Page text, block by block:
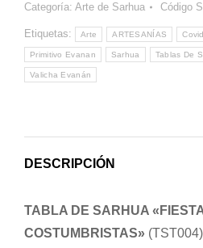
Categoría: Arte de Sarhua Código
Etiquetas: Arte ARTESANÍAS
Primitivo Evanan Sarhua Tablas De
Valicha Evanán
DESCRIPCIÓN
TABLA DE SARHUA
COSTUMBRISTAS» (TST004)